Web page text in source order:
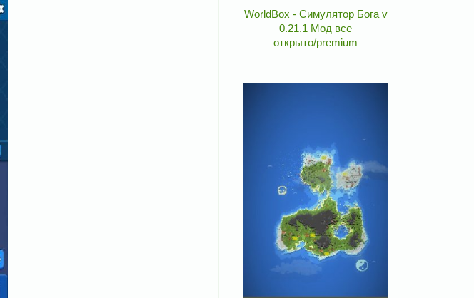
WorldBox - Симулятор Бога v
0.21.1 Мод все
открыто/premium